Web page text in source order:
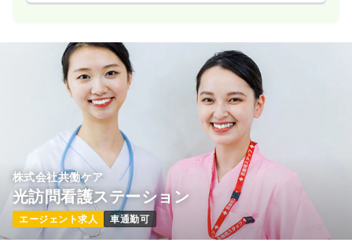
株式会社共働ケア
光訪問看護ステーション
エージェント求人 車通勤可